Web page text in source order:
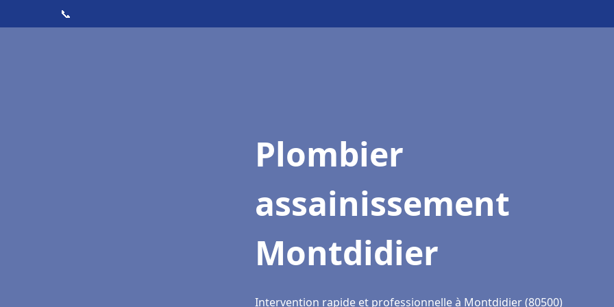
📞
Plombier
assainissement
Montdidier
Intervention rapide et professionnelle à Montdidier (80500)